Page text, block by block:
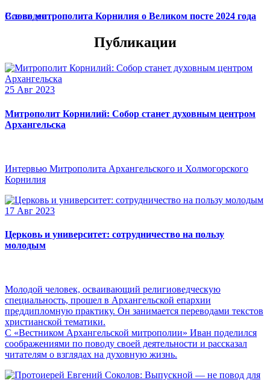
Слово митрополита Корнилия о Великом посте 2024 года
Все видео
Публикации
25 Авг 2023
Митрополит Корнилий: Собор станет духовным центром
Архангельска
Интервью Митрополита Архангельского и Холмогорского
Корнилия
17 Авг 2023
Церковь и университет: сотрудничество на пользу
молодым
Молодой человек, осваивающий религиоведческую
специальность, прошел в Архангельской епархии
преддипломную практику. Он занимается переводами текстов
христианской тематики.
С «Вестником Архангельской митрополии» Иван поделился
соображениями по поводу своей деятельности и рассказал
читателям о взглядах на духовную жизнь.